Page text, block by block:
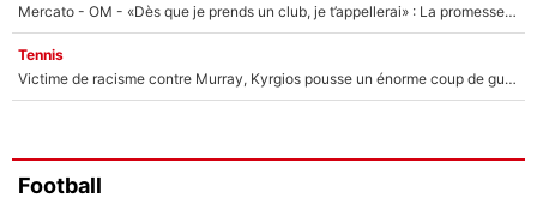
Mercato - OM - «Dès que je prends un club, je t’appellerai» : La promesse de Marcelino au moment de claquer la porte
Tennis
Victime de racisme contre Murray, Kyrgios pousse un énorme coup de gueule !
Football